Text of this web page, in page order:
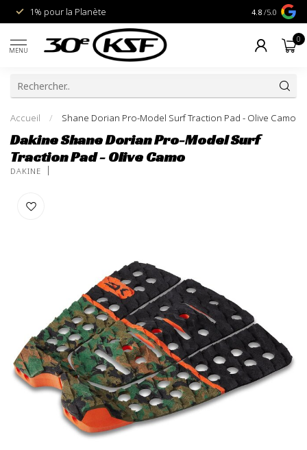
1% pour la Planète Livraison
4.8 /5.0
MENU
0
Accueil / Shane Dorian Pro-Model Surf Traction Pad - Olive Camo
Dakine Shane Dorian Pro-Model Surf
Traction Pad - Olive Camo
DAKINE